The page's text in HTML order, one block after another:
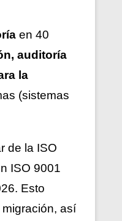
en 40
auditoría
la
(sistemas
de la ISO
ISO 9001
Esto
así